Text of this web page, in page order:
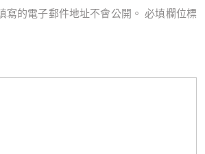
寫的電子郵件地址不會公開。 必填欄位標